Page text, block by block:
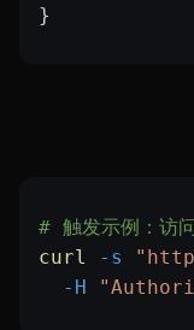
}
# 触发示例：访
curl
-s
  -H